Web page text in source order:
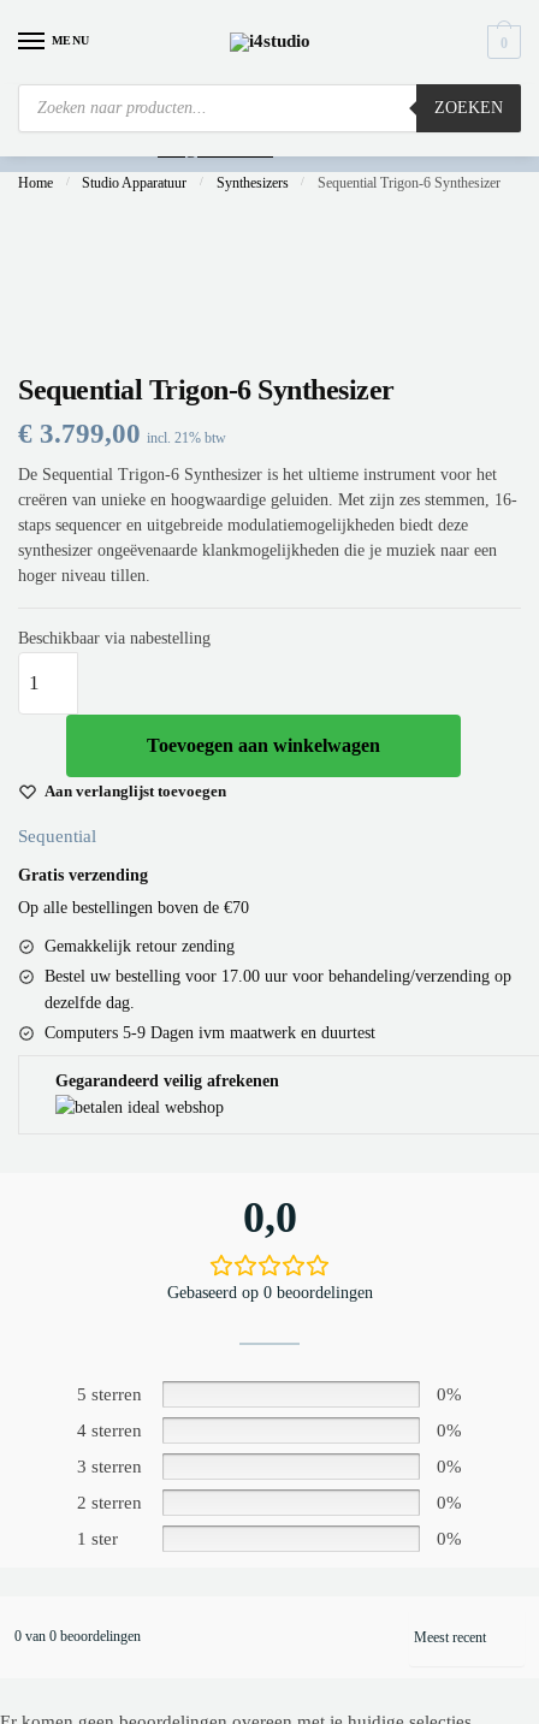
MENU
ZOEKEN
0
Home / Studio Apparatuur / Synthesizers / Sequential Trigon-6 Synthesizer
Sequential Trigon-6 Synthesizer
€ 3.799,00 incl. 21% btw
De Sequential Trigon-6 Synthesizer is het ultieme instrument voor het
creëren van unieke en hoogwaardige geluiden. Met zijn zes stemmen, 16-
staps sequencer en uitgebreide modulatiemogelijkheden biedt deze
synthesizer ongeëvenaarde klankmogelijkheden die je muziek naar een
hoger niveau tillen.
Beschikbaar via nabestelling
Toevoegen aan winkelwagen
Aan verlanglijst toevoegen
Sequential
Gratis verzending
Op alle bestellingen boven de €70
Gemakkelijk retour zending
Bestel uw bestelling voor 17.00 uur voor behandeling/verzending op
dezelfde dag.
Computers 5-9 Dagen ivm maatwerk en duurtest
Gegarandeerd veilig afrekenen
0,0
Gebaseerd op 0 beoordelingen
5 sterren
0%
4 sterren
0%
3 sterren
0%
2 sterren
0%
1 ster
0%
0 van 0 beoordelingen